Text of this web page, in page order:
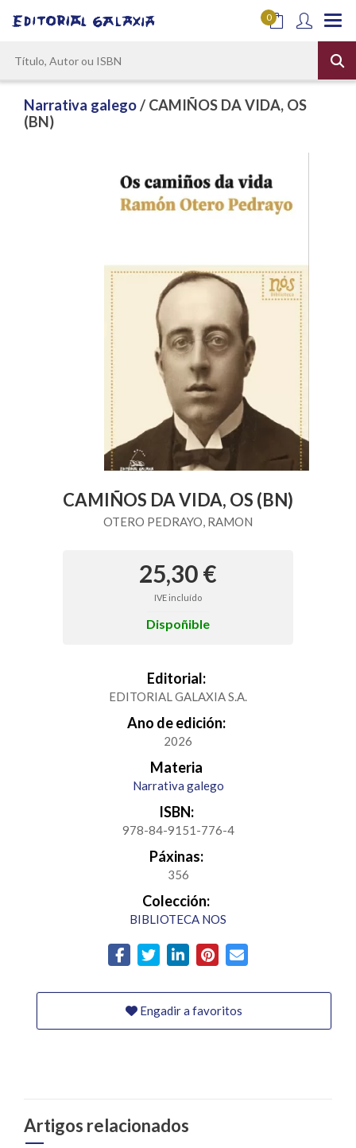
0
Narrativa galego/ CAMIÑOS DA VIDA, OS
(BN)
CAMIÑOS DA VIDA, OS (BN)
OTERO PEDRAYO, RAMON
25,30 €
IVE incluído
Dispoñible
Editorial:
EDITORIAL GALAXIA S.A.
Ano de edición:
2026
Materia
Narrativa galego
ISBN:
978-84-9151-776-4
Páxinas:
356
Colección:
BIBLIOTECA NOS
Engadir a favoritos
Artigos relacionados